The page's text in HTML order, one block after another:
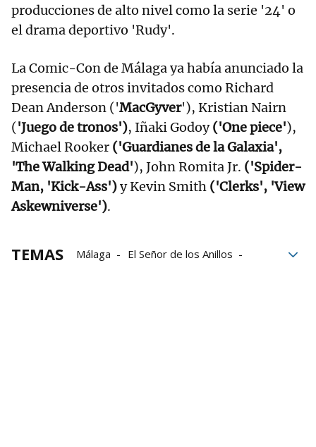
producciones de alto nivel como la serie '24' o
el drama deportivo 'Rudy'.
La Comic-Con de Málaga ya había anunciado la
presencia de otros invitados como Richard
Dean Anderson ('MacGyver'), Kristian Nairn
('Juego de tronos'), Iñaki Godoy('One piece'),
Michael Rooker ('Guardianes de la Galaxia',
'The Walking Dead'), John Romita Jr. ('Spider-
Man, 'Kick-Ass')y Kevin Smith ('Clerks', 'View
Askewniverse').
TEMAS Málaga
El Señor de los Anillos